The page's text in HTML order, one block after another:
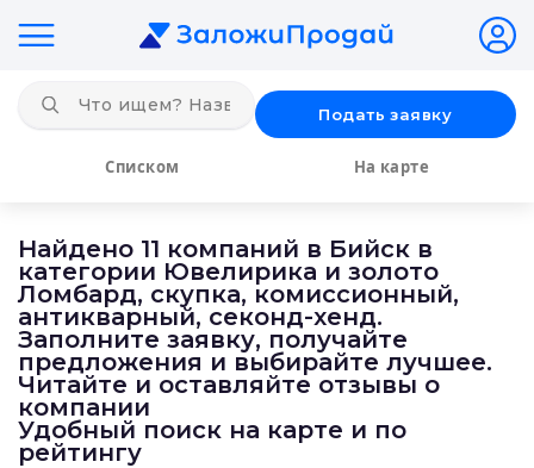
Подать заявку
Списком На карте
Найдено 11 компаний в Бийск в
категории Ювелирика и золото
Ломбард, скупка, комиссионный,
антикварный, секонд-хенд.
Заполните заявку, получайте
предложения и выбирайте лучшее.
Читайте и оставляйте отзывы о
компании
Удобный поиск на карте и по
рейтингу